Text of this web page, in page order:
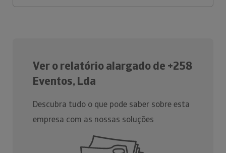
Ver o relatório alargado de +258
Eventos, Lda
Descubra tudo o que pode saber sobre esta
empresa com as nossas soluções